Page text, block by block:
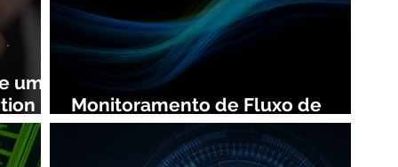
uma
Monitoramento de Fluxo de
Rede: Vantagens e Benefícios